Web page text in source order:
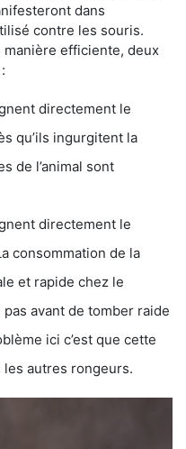
dans
contre les souris.
efficiente, deux
directement le
qu’ils ingurgitent la
de l’animal sont
directement le
consommation de la
et rapide chez le
avant de tomber raide
ici c’est que cette
autres rongeurs.